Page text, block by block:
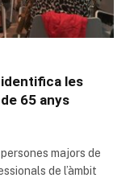
identifica les
65 anys
majors de
de l’àmbit